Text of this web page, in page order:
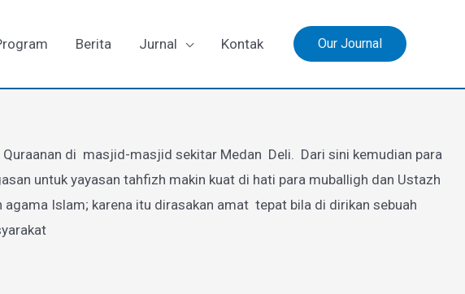
Berita Jurnal Kontak Our Journal
di masjid-masjid sekitar Medan Deli. Dari sini kemudian para
untuk yayasan tahfizh makin kuat di hati para muballigh dan Ustazh
Islam; karena itu dirasakan amat tepat bila di dirikan sebuah